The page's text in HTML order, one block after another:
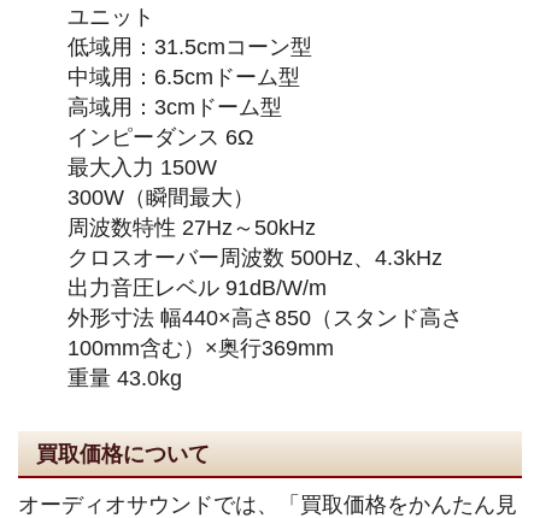
ユニット
低域用：31.5cmコーン型
中域用：6.5cmドーム型
高域用：3cmドーム型
インピーダンス 6Ω
最大入力 150W
300W（瞬間最大）
周波数特性 27Hz～50kHz
クロスオーバー周波数 500Hz、4.3kHz
出力音圧レベル 91dB/W/m
外形寸法 幅440×高さ850（スタンド高さ
100mm含む）×奥行369mm
重量 43.0kg
買取価格について
オーディオサウンドでは、「買取価格をかんたん見